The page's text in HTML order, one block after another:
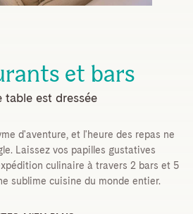
et bars
table est dressée
d'aventure, et l'heure des repas ne
Laissez vos papilles gustatives
culinaire à travers 2 bars et 5
sublime cuisine du monde entier.